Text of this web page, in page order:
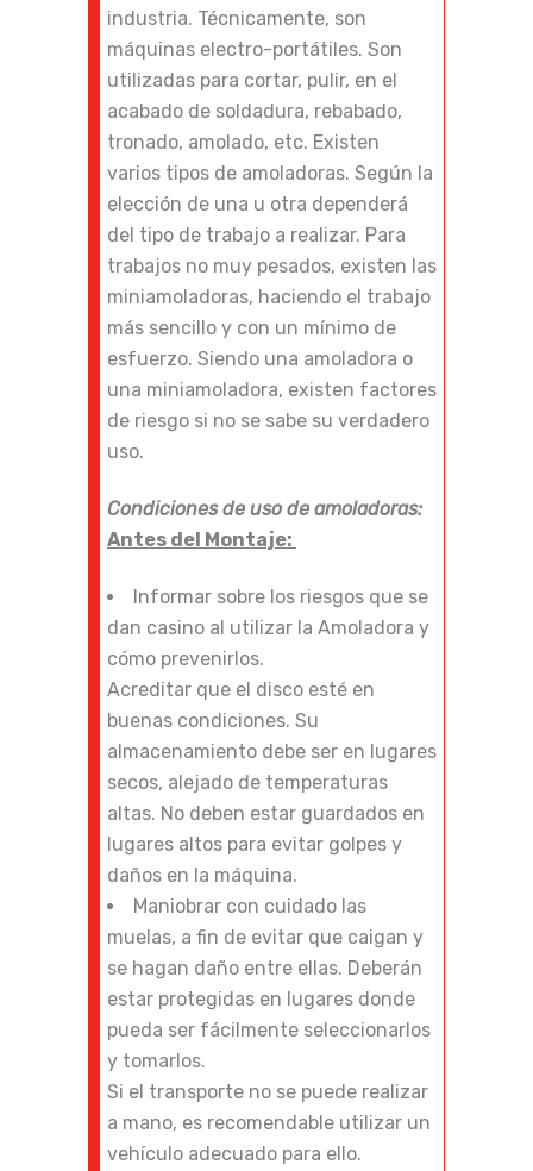
industria. Técnicamente, son
máquinas electro-portátiles. Son
utilizadas para cortar, pulir, en el
acabado de soldadura, rebabado,
tronado, amolado, etc. Existen
varios tipos de amoladoras. Según la
elección de una u otra dependerá
del tipo de trabajo a realizar. Para
trabajos no muy pesados, existen las
miniamoladoras, haciendo el trabajo
más sencillo y con un mínimo de
esfuerzo. Siendo una amoladora o
una miniamoladora, existen factores
de riesgo si no se sabe su verdadero
uso.
Condiciones de uso de amoladoras:
Antes del Montaje:
Informar sobre los riesgos que se
dan casino al utilizar la Amoladora y
cómo prevenirlos.
Acreditar que el disco esté en
buenas condiciones. Su
almacenamiento debe ser en lugares
secos, alejado de temperaturas
altas. No deben estar guardados en
lugares altos para evitar golpes y
daños en la máquina.
Maniobrar con cuidado las
muelas, a fin de evitar que caigan y
se hagan daño entre ellas. Deberán
estar protegidas en lugares donde
pueda ser fácilmente seleccionarlos
y tomarlos.
Si el transporte no se puede realizar
a mano, es recomendable utilizar un
vehículo adecuado para ello.